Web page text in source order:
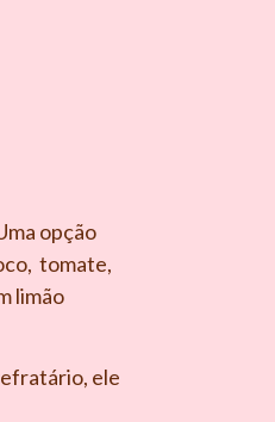
opção
tomate,
limão
ele